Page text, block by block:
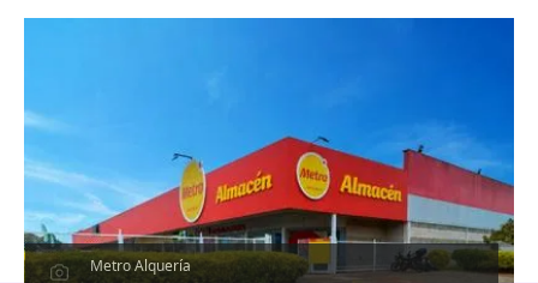
Metro Alquería